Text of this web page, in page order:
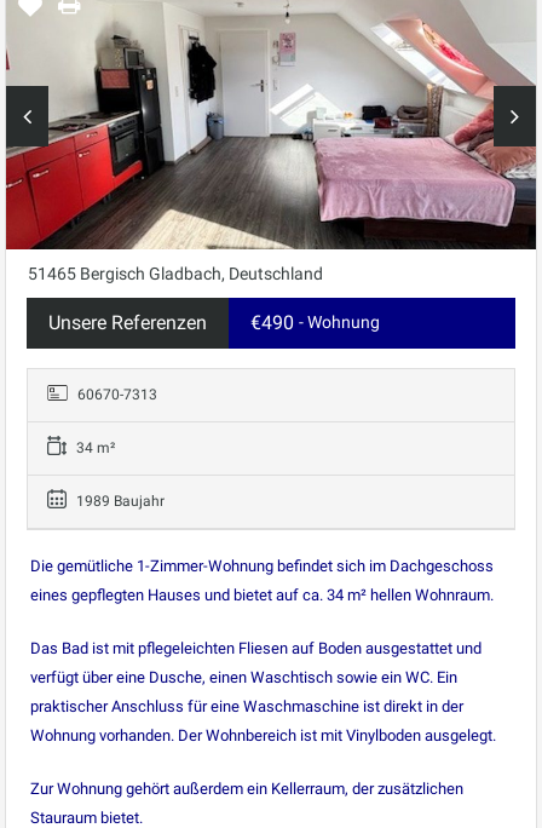
51465 Bergisch Gladbach, Deutschland
Unsere Referenzen €490 - Wohnung
60670-7313
34 m²
1989 Baujahr
Die gemütliche 1-Zimmer-Wohnung befindet sich im Dachgeschoss
eines gepflegten Hauses und bietet auf ca. 34 m² hellen Wohnraum.
Das Bad ist mit pflegeleichten Fliesen auf Boden ausgestattet und
verfügt über eine Dusche, einen Waschtisch sowie ein WC. Ein
praktischer Anschluss für eine Waschmaschine ist direkt in der
Wohnung vorhanden. Der Wohnbereich ist mit Vinylboden ausgelegt.
Zur Wohnung gehört außerdem ein Kellerraum, der zusätzlichen
Stauraum bietet.